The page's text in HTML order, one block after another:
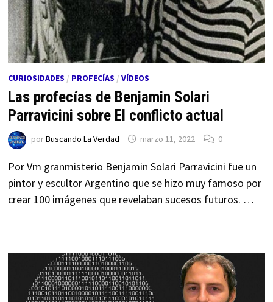
CURIOSIDADES / PROFECÍAS / VÍDEOS
Las profecías de Benjamin Solari
Parravicini sobre El conflicto actual
porBuscando La Verdad marzo 11, 2022 0
Por Vm granmisterio Benjamin Solari Parravicini fue un
pintor y escultor Argentino que se hizo muy famoso por
crear 100 imágenes que revelaban sucesos futuros. …